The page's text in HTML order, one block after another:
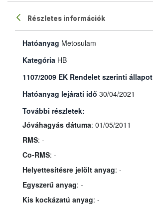
Részletes információk
Hatóanyag Metosulam
Kategória HB
1107/2009 EK Rendelet szerinti állapot
Hatóanyag lejárati idő 30/04/2021
További részletek:
Jóváhagyás dátuma: 01/05/2011
RMS: -
Co-RMS: -
Helyettesítésre jelölt anyag: -
Egyszerű anyag: -
Kis kockázatú anyag: -